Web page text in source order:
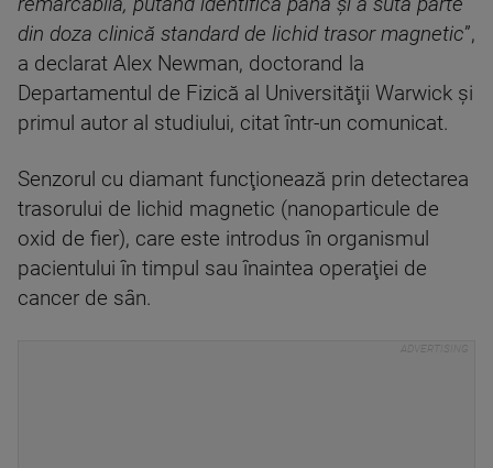
din doza clinică standard de lichid trasor magnetic”,
a declarat Alex Newman, doctorand la
Departamentul de Fizică al Universităţii Warwick şi
primul autor al studiului, citat într-un comunicat.
Senzorul cu diamant funcţionează prin detectarea
trasorului de lichid magnetic (nanoparticule de
oxid de fier), care este introdus în organismul
pacientului în timpul sau înaintea operaţiei de
cancer de sân.